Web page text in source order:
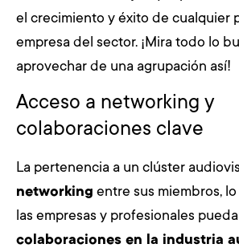
el crecimiento y éxito de cualquier
empresa del sector. ¡Mira todo lo
aprovechar de una agrupación así!
Acceso a networking y
colaboraciones clave
La pertenencia a un clúster
networking entre sus miembros,
las empresas y profesionales
colaboraciones en la industria